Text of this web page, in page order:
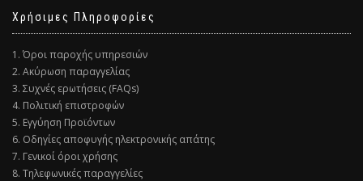
Χρήσιμες Πληροφορίες
1. Όροι παροχής υπηρεσιών
2. Ακύρωση παραγγελίας
3. Συχνές ερωτήσεις (FAQs)
4. Πολιτική επιστροφών
5. Εγγύηση Προϊόντων
6. Οδηγίες αποφυγής ηλεκτρονικής απάτης
7. Γενικοί όροι χρήσης
8. Τηλεφωνικές παραγγελίες